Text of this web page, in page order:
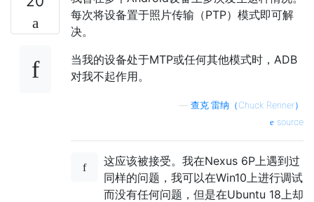
每次将设备置于照片传输（PTP）模式即可解
决。
当我的设备处于MTP或任何其他模式时，ADB
对我不起作用。
查克·雷纳（Chuck Renner）
source
这应该被接受。我在Nexus 6P上遇到过
同样的问题，我可以在Win10上进行调试
而没有任何问题，但是在Ubuntu 18上却